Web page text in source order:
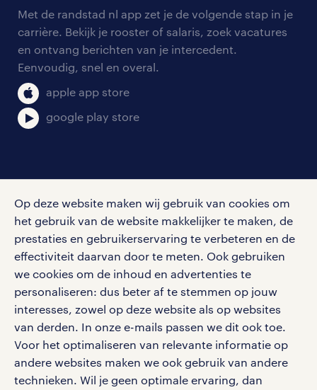
Op deze website maken wij gebruik van cookies om
het gebruik van de website makkelijker te maken, de
prestaties en gebruikerservaring te verbeteren en de
effectiviteit daarvan door te meten. Ook gebruiken
we cookies om de inhoud en advertenties te
personaliseren: dus beter af te stemmen op jouw
interesses, zowel op deze website als op websites
van derden. In onze e-mails passen we dit ook toe.
Voor het optimaliseren van relevante informatie op
andere websites maken we ook gebruik van andere
technieken. Wil je geen optimale ervaring, dan
personeel gezocht
aanmelden nieuwsbrief
blogs en artikelen
salarischecker
bruto-netto calculator
onze vestigingen
pers
Met de randstad nl app zet je de volgende stap in je
carrière. Bekijk je rooster of salaris, zoek vacatures
en ontvang berichten van je intercedent.
Eenvoudig, snel en overal.
apple app store
google play store
Volg ons voor de leukste content omtrent
vacatures, solliciteren en inspiratie.
werken bij randstad
gebruikersvoorwaarden
privacystatement
cookies